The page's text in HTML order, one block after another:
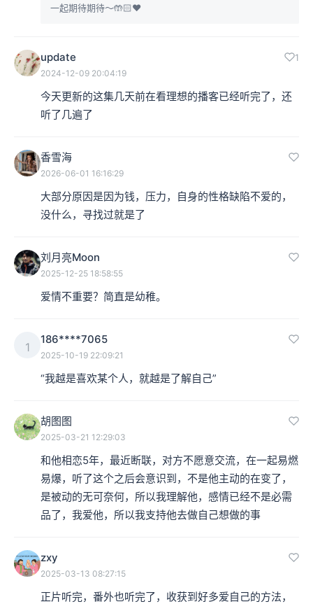
一起期待期待～🤲🏻❤️
update 1
2024-12-09 20:04:19
今天更新的这集几天前在看理想的播客已经听完了，还
听了几遍了
香雪海
2026-06-01 16:16:29
大部分原因是因为钱，压力，自身的性格缺陷不爱的，
没什么，寻找过就是了
刘月亮Moon
2025-12-25 18:58:55
爱情不重要？简直是幼稚。
1
186****7065
2025-10-19 22:09:21
“我越是喜欢某个人，就越是了解自己”
胡图图
2025-03-21 12:29:03
和他相恋5年，最近断联，对方不愿意交流，在一起易燃
易爆，听了这个之后会意识到，不是他主动的在变了，
是被动的无可奈何，所以我理解他，感情已经不是必需
品了，我爱他，所以我支持他去做自己想做的事
zxy
2025-03-13 08:27:15
正片听完，番外也听完了，收获到好多爱自己的方法，